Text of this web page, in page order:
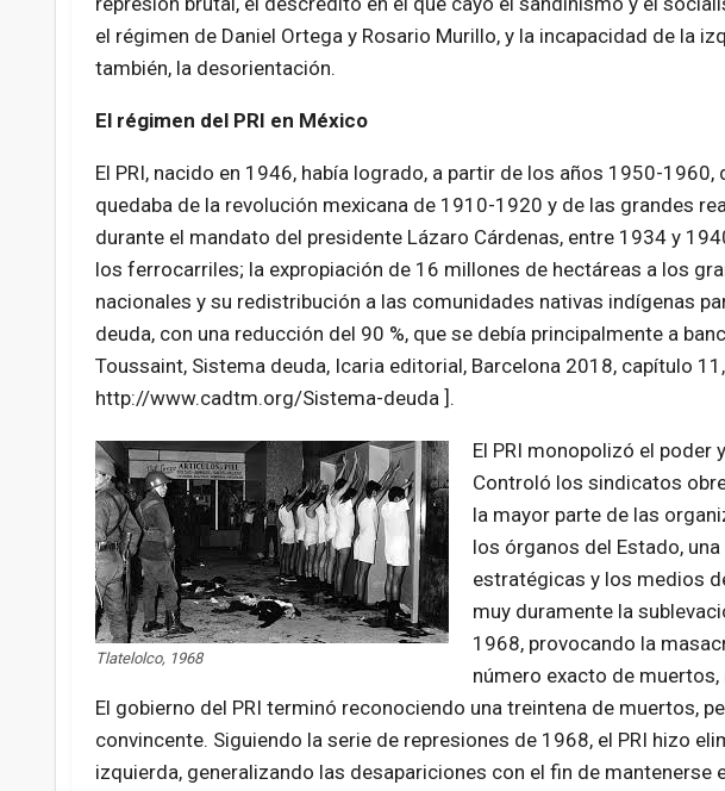
el régimen de Daniel Ortega y Rosario Murillo, y la incapacidad de la
también, la desorientación.
El régimen del PRI en México
El PRI, nacido en 1946, había logrado, a partir de los años 1950-
quedaba de la revolución mexicana de 1910-1920 y de las grandes
durante el mandato del presidente Lázaro Cárdenas, entre 1934 y
los ferrocarriles; la expropiación de 16 millones de hectáreas a los
nacionales y su redistribución a las comunidades nativas indígenas
deuda, con una reducción del 90 %, que se debía principalmente a
Toussaint, Sistema deuda, Icaria editorial, Barcelona 2018, capítulo
http://www.cadtm.org/Sistema-deuda ].
Tlatelolco, 1968
El PRI monopolizó el
Controló los sindicatos
la mayor parte de las
los órganos del Estado,
estratégicas y los medios
muy duramente la
1968, provocando la
número exacto de
El gobierno del PRI terminó reconociendo una treintena de muertos,
convincente. Siguiendo la serie de represiones de 1968, el PRI hizo
izquierda, generalizando las desapariciones con el fin de mantenerse